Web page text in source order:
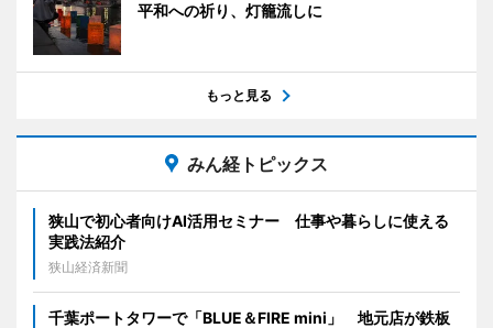
平和への祈り、灯籠流しに
もっと見る
みん経トピックス
狭山で初心者向けAI活用セミナー 仕事や暮らしに使える
実践法紹介
狭山経済新聞
千葉ポートタワーで「BLUE＆FIRE mini」 地元店が鉄板